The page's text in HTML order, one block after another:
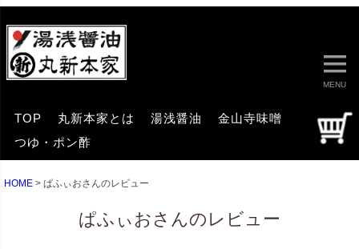
MENU
TOP 丸新本家とは 湯浅醤油
金山寺味噌
つゆ・ポン酢
HOME ぱふぃおさんのレビュー
ぱふぃおさんのレビュー